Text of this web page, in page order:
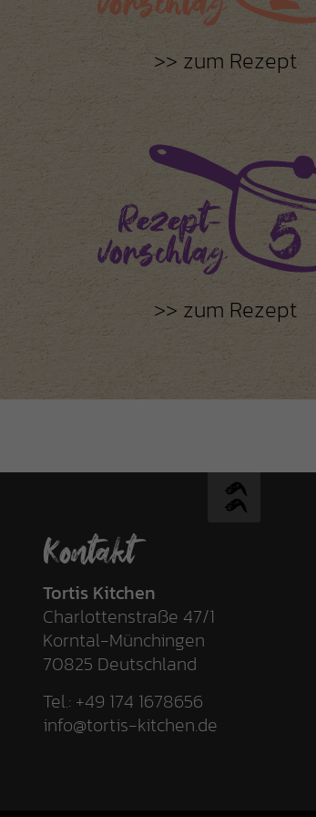
zum Rezept
zum Rezept
Kontakt
Tortis Kitchen
Charlottenstraße 47/1
Korntal-Münchingen
70825 Deutschland
Tel.: +49 174 1678656
info@tortis-kitchen.de